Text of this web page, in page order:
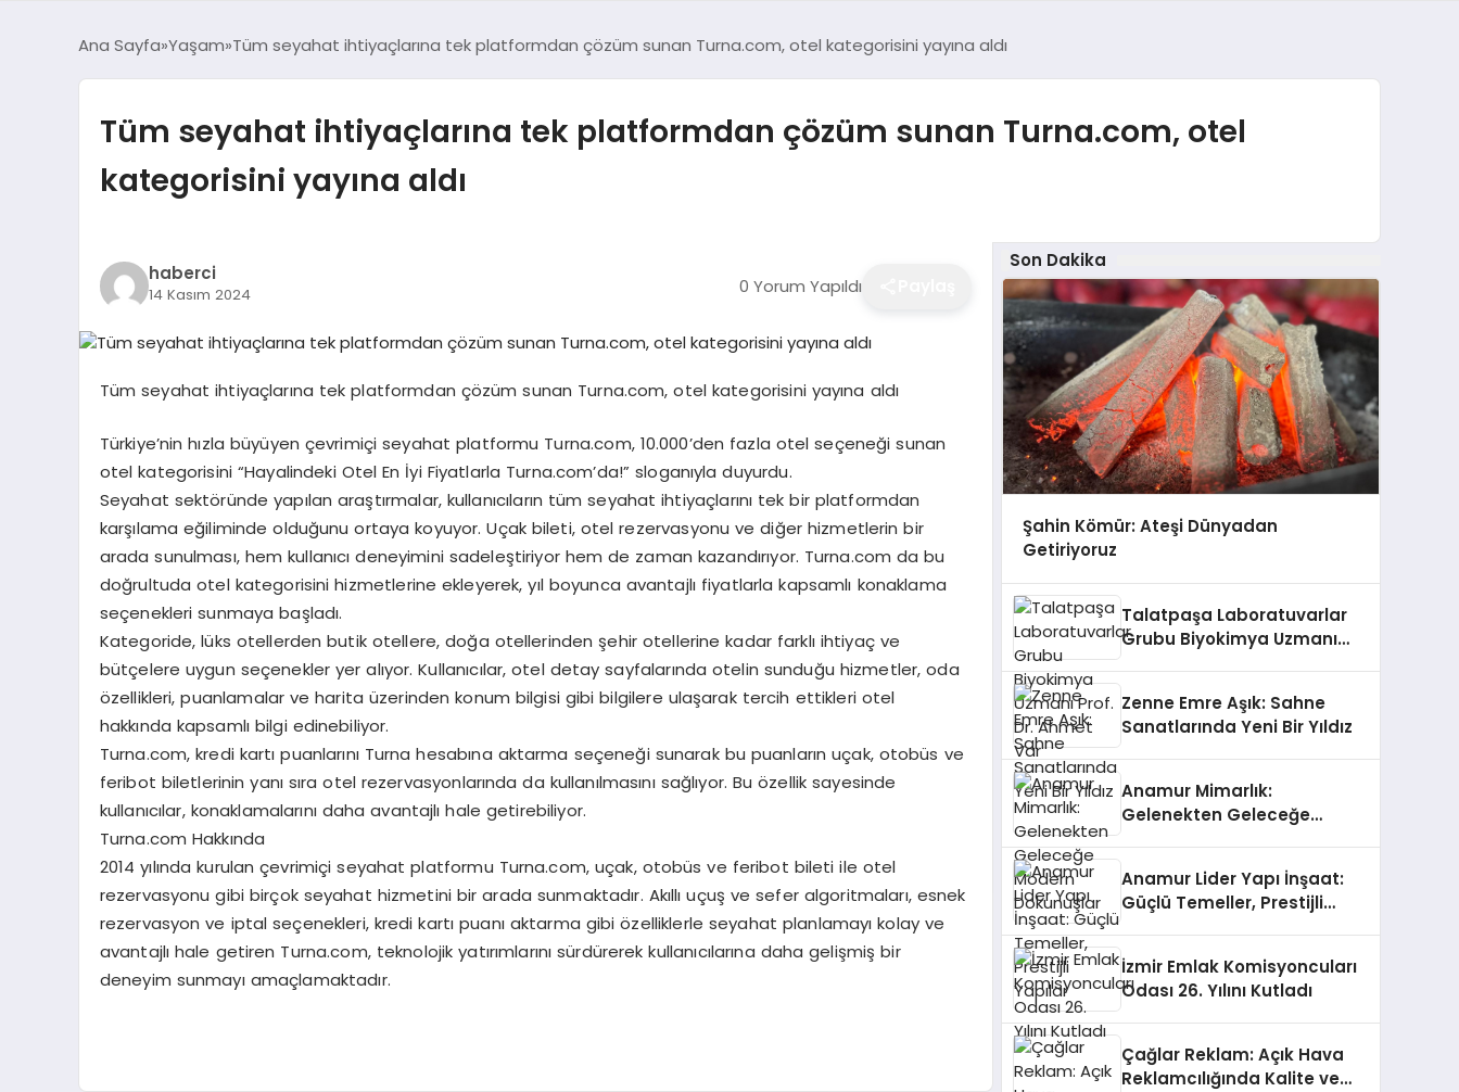
Ana Sayfa Yaşam Tüm seyahat ihtiyaçlarına tek platformdan çözüm sunan Turna.com, otel kategorisini yayına aldı
Tüm seyahat ihtiyaçlarına tek platformdan çözüm sunan Turna.com, otel
kategorisini yayına aldı
haberci
14 Kasım 2024 0 Yorum Yapıldı
Tüm seyahat ihtiyaçlarına tek platformdan çözüm sunan Turna.com, otel kategorisini yayına aldı
Türkiye’nin hızla büyüyen çevrimiçi seyahat platformu Turna.com, 10.000’den fazla otel seçeneği sunan
otel kategorisini “Hayalindeki Otel En İyi Fiyatlarla Turna.com’da!” sloganıyla duyurdu.
Seyahat sektöründe yapılan araştırmalar, kullanıcıların tüm seyahat ihtiyaçlarını tek bir platformdan
karşılama eğiliminde olduğunu ortaya koyuyor. Uçak bileti, otel rezervasyonu ve diğer hizmetlerin bir
arada sunulması, hem kullanıcı deneyimini sadeleştiriyor hem de zaman kazandırıyor. Turna.com da bu
doğrultuda otel kategorisini hizmetlerine ekleyerek, yıl boyunca avantajlı fiyatlarla kapsamlı konaklama
seçenekleri sunmaya başladı.
Kategoride, lüks otellerden butik otellere, doğa otellerinden şehir otellerine kadar farklı ihtiyaç ve
bütçelere uygun seçenekler yer alıyor. Kullanıcılar, otel detay sayfalarında otelin sunduğu hizmetler, oda
özellikleri, puanlamalar ve harita üzerinden konum bilgisi gibi bilgilere ulaşarak tercih ettikleri otel
hakkında kapsamlı bilgi edinebiliyor.
Turna.com, kredi kartı puanlarını Turna hesabına aktarma seçeneği sunarak bu puanların uçak, otobüs ve
feribot biletlerinin yanı sıra otel rezervasyonlarında da kullanılmasını sağlıyor. Bu özellik sayesinde
kullanıcılar, konaklamalarını daha avantajlı hale getirebiliyor.
Turna.com Hakkında
2014 yılında kurulan çevrimiçi seyahat platformu Turna.com, uçak, otobüs ve feribot bileti ile otel
rezervasyonu gibi birçok seyahat hizmetini bir arada sunmaktadır. Akıllı uçuş ve sefer algoritmaları, esnek
rezervasyon ve iptal seçenekleri, kredi kartı puanı aktarma gibi özelliklerle seyahat planlamayı kolay ve
avantajlı hale getiren Turna.com, teknolojik yatırımlarını sürdürerek kullanıcılarına daha gelişmiş bir
deneyim sunmayı amaçlamaktadır.
Son Dakika
Şahin Kömür: Ateşi Dünyadan
Getiriyoruz
Talatpaşa Laboratuvarlar
Grubu Biyokimya Uzmanı
Zenne Emre Aşık: Sahne
Sanatlarında Yeni Bir Yıldız
Anamur Mimarlık:
Gelenekten Geleceğe
Anamur Lider Yapı İnşaat:
Güçlü Temeller, Prestijli
İzmir Emlak Komisyoncuları
Odası 26. Yılını Kutladı
Çağlar Reklam: Açık Hava
Reklamcılığında Kalite ve